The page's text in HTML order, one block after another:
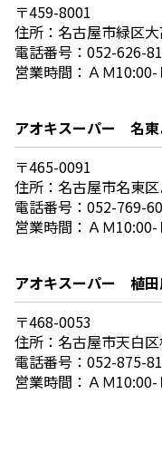
〒459-8001
住所：名古屋市緑区
電話番号：052-626-
営業時間：ＡＭ10:00-
アオキスーパー 名東
〒465-0091
住所：名古屋市名東
電話番号：052-769-
営業時間：ＡＭ10:00-
アオキスーパー 植
〒468-0053
住所：名古屋市天白
電話番号：052-875-
営業時間：ＡＭ10:00-